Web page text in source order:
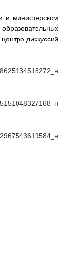
и министерском
дискуссий